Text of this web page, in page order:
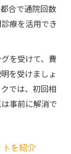
合で通院回数
療を活用でき
を受けて、費
を受けましょ
では、初回相
事前に解消で
を紹介